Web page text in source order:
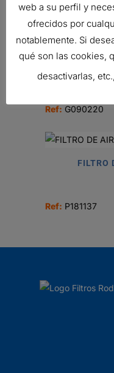
Ref:G100280
FILTRO DE
Ref: G090220
FILTRO
Ref: P181137
web a su perfil y
ofrecidos por
notablemente. Si
qué son las cookies,
desactivarlas, etc.,